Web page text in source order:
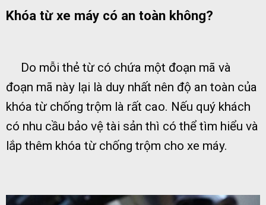
Khóa từ xe máy có an toàn không?
Do mỗi thẻ từ có chứa một đoạn mã và
đoạn mã này lại là duy nhất nên độ an toàn của
khóa từ chống trộm là rất cao. Nếu quý khách
có nhu cầu bảo vệ tài sản thì có thể tìm hiểu và
lắp thêm khóa từ chống trộm cho xe máy.